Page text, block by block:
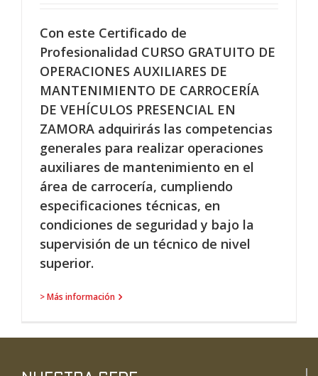
Con este Certificado de
Profesionalidad CURSO GRATUITO DE
OPERACIONES AUXILIARES DE
MANTENIMIENTO DE CARROCERÍA
DE VEHÍCULOS PRESENCIAL EN
ZAMORA adquirirás las competencias
generales para realizar operaciones
auxiliares de mantenimiento en el
área de carrocería, cumpliendo
especificaciones técnicas, en
condiciones de seguridad y bajo la
supervisión de un técnico de nivel
superior.
> Más información